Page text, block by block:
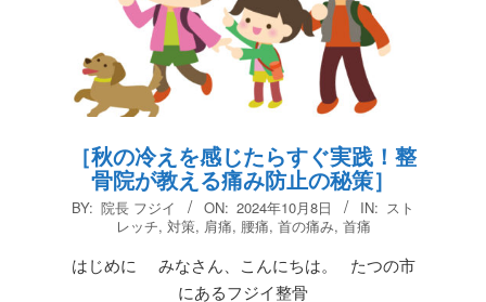
［秋の冷えを感じたらすぐ実践！整
骨院が教える痛み防止の秘策］
2024-
BY: 院長 フジイ ON: 2024年10月8日 IN: スト
レッチ, 対策, 肩痛, 腰痛, 首の痛み, 首痛
はじめに みなさん、こんにちは。 たつの市
にあるフジイ整骨